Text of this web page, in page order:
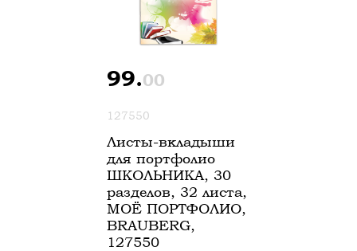
99.00
127550
Листы-вкладыши
для портфолио
ШКОЛЬНИКА, 30
разделов, 32 листа,
МОЁ ПОРТФОЛИО,
BRAUBERG,
127550